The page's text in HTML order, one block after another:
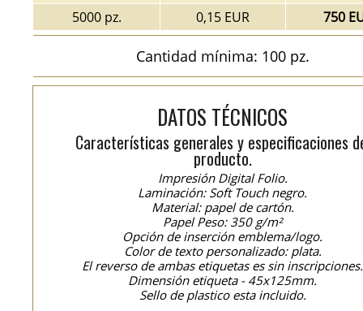
5000 pz.
0,15 EUR 750
Cantidad mínima: 100 pz.
DATOS TÉCNICOS
Características generales y especificaciones
producto.
Impresión Digital Folio.
Laminación: Soft Touch negro.
Material: papel de cartón.
Papel Peso: 350 g/m²
Opción de inserción emblema/logo.
Color de texto personalizado: plata.
El reverso de ambas etiquetas es sin inscripciones.
Dimensión etiqueta - 45x125mm.
Sello de plastico esta incluido.